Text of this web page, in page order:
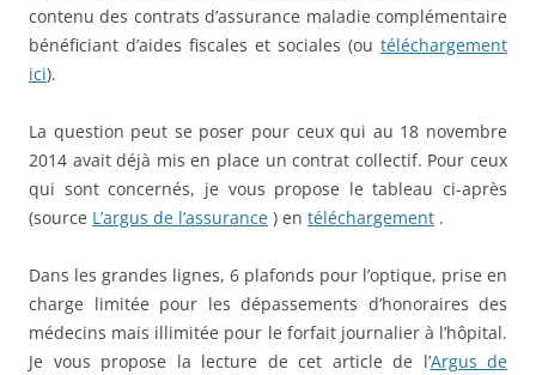
contenu des contrats d’assurance maladie complémentaire
bénéficiant d’aides fiscales et sociales (ou téléchargement
ici).
La question peut se poser pour ceux qui au 18 novembre
2014 avait déjà mis en place un contrat collectif. Pour ceux
qui sont concernés, je vous propose le tableau ci-après
(source L’argus de l’assurance ) en téléchargement .
Dans les grandes lignes, 6 plafonds pour l’optique, prise en
charge limitée pour les dépassements d’honoraires des
médecins mais illimitée pour le forfait journalier à l’hôpital.
Je vous propose la lecture de cet article de l’Argus de